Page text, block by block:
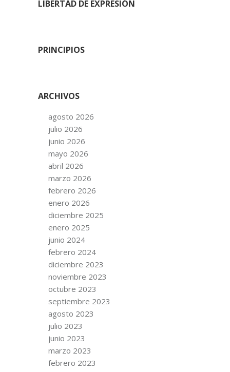
LIBERTAD DE EXPRESIÓN
PRINCIPIOS
ARCHIVOS
agosto 2026
julio 2026
junio 2026
mayo 2026
abril 2026
marzo 2026
febrero 2026
enero 2026
diciembre 2025
enero 2025
junio 2024
febrero 2024
diciembre 2023
noviembre 2023
octubre 2023
septiembre 2023
agosto 2023
julio 2023
junio 2023
marzo 2023
febrero 2023